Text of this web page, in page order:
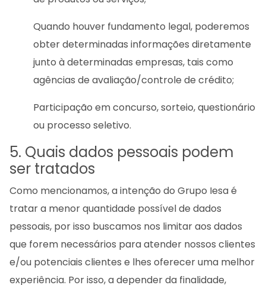
Quando houver fundamento legal, poderemos
obter determinadas informações diretamente
junto à determinadas empresas, tais como
agências de avaliação/controle de crédito;
Participação em concurso, sorteio, questionário
ou processo seletivo.
5. Quais dados pessoais podem
ser tratados
Como mencionamos, a intenção do Grupo Iesa é
tratar a menor quantidade possível de dados
pessoais, por isso buscamos nos limitar aos dados
que forem necessários para atender nossos clientes
e/ou potenciais clientes e lhes oferecer uma melhor
experiência. Por isso, a depender da finalidade,